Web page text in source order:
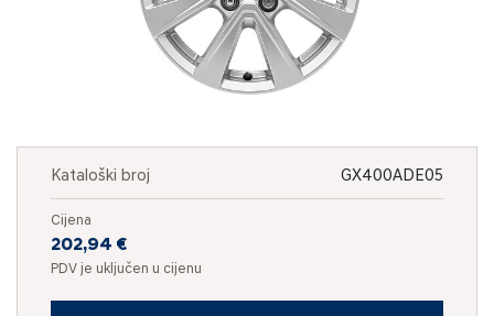
Kataloški broj GX400ADE05
Cijena
202,94 €
PDV je uključen u cijenu